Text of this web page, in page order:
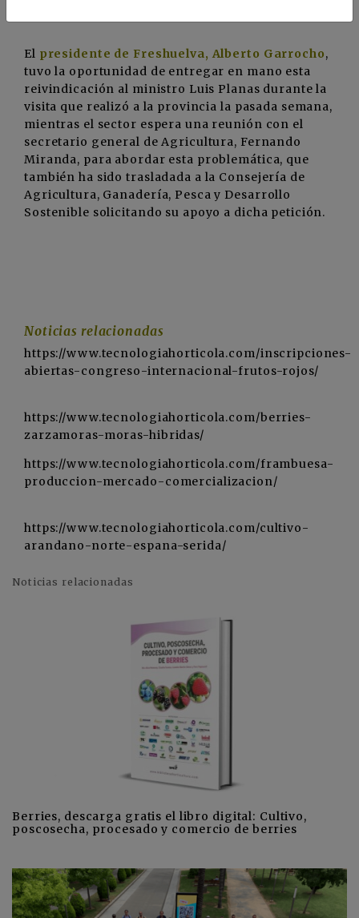
El presidente de Freshuelva, Alberto Garrocho,
tuvo la oportunidad de entregar en mano esta
reivindicación al ministro Luis Planas durante la
visita que realizó a la provincia la pasada semana,
mientras el sector espera una reunión con el
secretario general de Agricultura, Fernando
Miranda, para abordar esta problemática, que
también ha sido trasladada a la Consejería de
Agricultura, Ganadería, Pesca y Desarrollo
Sostenible solicitando su apoyo a dicha petición.
Noticias relacionadas
https://www.tecnologiahorticola.com/inscripciones-
abiertas-congreso-internacional-frutos-rojos/
https://www.tecnologiahorticola.com/berries-
zarzamoras-moras-hibridas/
https://www.tecnologiahorticola.com/frambuesa-
produccion-mercado-comercializacion/
https://www.tecnologiahorticola.com/cultivo-
arandano-norte-espana-serida/
Noticias relacionadas
Berries, descarga gratis el libro digital: Cultivo,
poscosecha, procesado y comercio de berries